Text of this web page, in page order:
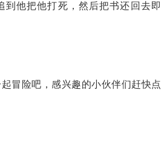
到他把他打死，然后把书还回去即
冒险吧，感兴趣的小伙伴们赶快点